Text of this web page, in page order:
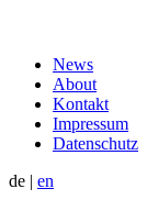
News
About
Kontakt
Impressum
Datenschutz
de | en